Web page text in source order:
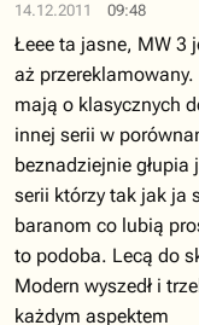
14.12.2011 09:48
Łeee ta jasne, MW 3
aż
mają o klasycznych
innej serii w
beznadziejnie
serii którzy tak jak ja
baranom co lubią
to podoba. Lecą do
Modern wyszedł i
każdym aspektem